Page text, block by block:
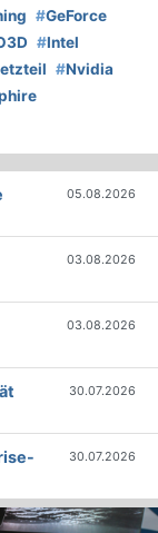
#GeForce
#Intel
#Nvidia
05.08.2026
03.08.2026
03.08.2026
30.07.2026
30.07.2026